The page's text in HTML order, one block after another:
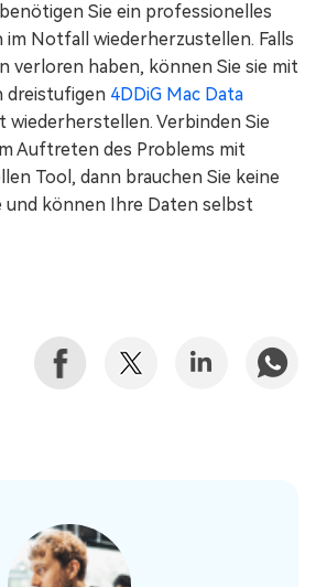
Sie ein professionelles
im Notfall wiederherzustellen. Falls
verloren haben, können Sie sie mit
dreistufigen 4DDiG Mac Data
wiederherstellen. Verbinden Sie
Auftreten des Problems mit
Tool, dann brauchen Sie keine
können Ihre Daten selbst